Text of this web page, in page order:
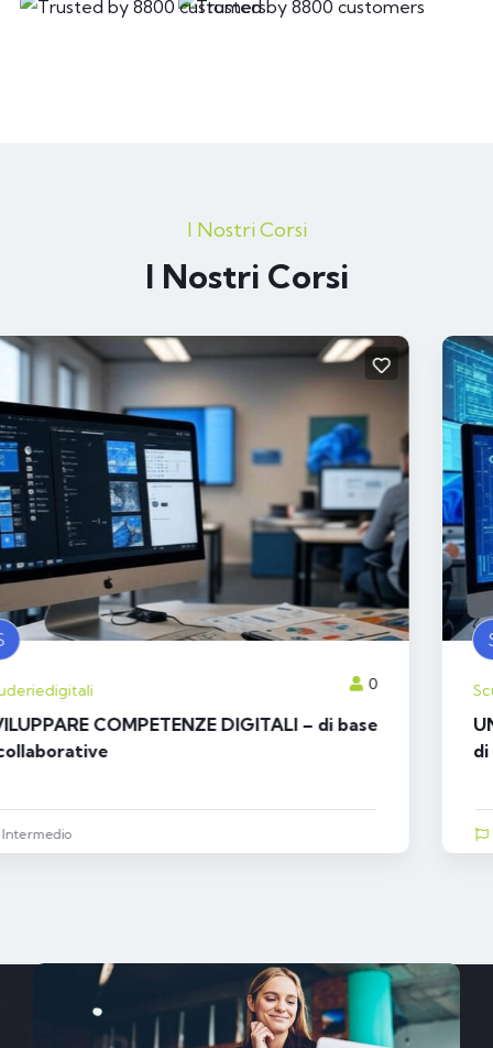
I Nostri Corsi
I Nostri Corsi
S
Scuderiedigitali
UN DOMANI DIGITALE – Competenze digitali
di base e intermedie
Intermedio